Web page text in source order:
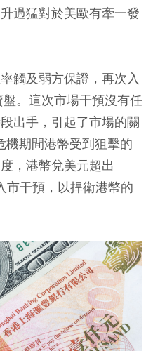
過猛對於美歐有牽一發
觸及弱方保證，再次入
。這次市場干預沒有任
出手，引起了市場的關
期間港幣受到狙擊的
，港幣兌美元超出
干預，以捍衛港幣的